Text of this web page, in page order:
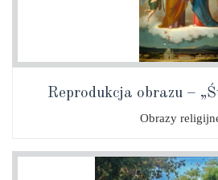
Reprodukcja obrazu –
Obrazy